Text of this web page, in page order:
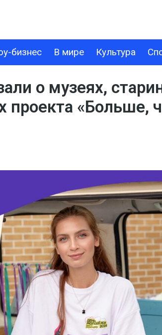
бизнес В мире Культура
КУЛЬТУРА СПОРТ ЗДОРОВЬЕ
о музеях,
проекта «Больше,